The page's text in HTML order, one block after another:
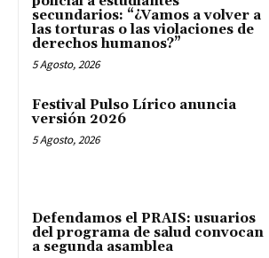
secundarios: “¿Vamos a volver a
las torturas o las violaciones de
derechos humanos?”
5 Agosto, 2026
Festival Pulso Lírico anuncia
versión 2026
5 Agosto, 2026
Defendamos el PRAIS: usuarios
del programa de salud convocan
a segunda asamblea